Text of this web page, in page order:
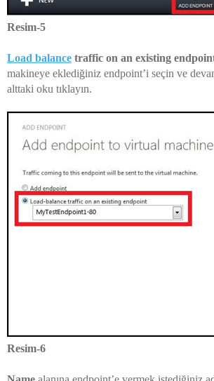
Resim-5
Load balance traffic on an existing
makineye eklediğiniz endpoint’i seçin ve
alttaki oku tıklayın.
Resim-6